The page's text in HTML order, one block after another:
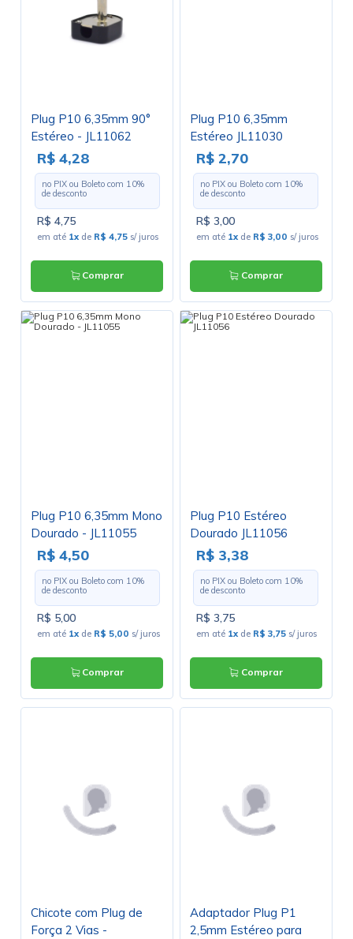
Plug P10 6,35mm 90°
Estéreo - JL11062
R$ 4,28
no PIX ou Boleto com 10%
de desconto
R$ 4,75
em até 1x de R$ 4,75 s/ juros
Comprar
Plug P10 6,35mm
Estéreo JL11030
R$ 2,70
no PIX ou Boleto com 10%
de desconto
R$ 3,00
em até 1x de R$ 3,00 s/ juros
Comprar
Plug P10 6,35mm Mono
Dourado - JL11055
R$ 4,50
no PIX ou Boleto com 10%
de desconto
R$ 5,00
em até 1x de R$ 5,00 s/ juros
Comprar
Plug P10 Estéreo
Dourado JL11056
R$ 3,38
no PIX ou Boleto com 10%
de desconto
R$ 3,75
em até 1x de R$ 3,75 s/ juros
Comprar
Chicote com Plug de
Força 2 Vias -
Adaptador Plug P1
2,5mm Estéreo para